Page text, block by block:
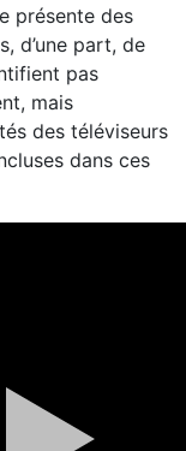
présente des
d’une part, de
pas
mais
des téléviseurs
dans ces